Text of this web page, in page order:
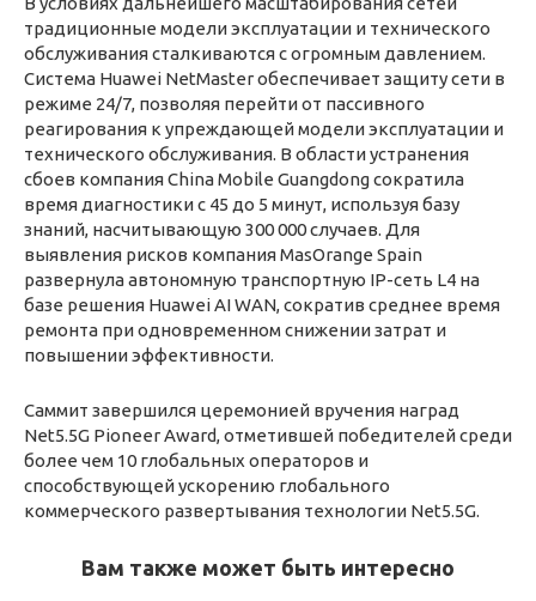
традиционные модели эксплуатации и технического
обслуживания сталкиваются с огромным давлением.
Система Huawei NetMaster обеспечивает защиту сети в
режиме 24/7, позволяя перейти от пассивного
реагирования к упреждающей модели эксплуатации и
технического обслуживания. В области устранения
сбоев компания China Mobile Guangdong сократила
время диагностики с 45 до 5 минут, используя базу
знаний, насчитывающую 300 000 случаев. Для
выявления рисков компания MasOrange Spain
развернула автономную транспортную IP-сеть L4 на
базе решения Huawei AI WAN, сократив среднее время
ремонта при одновременном снижении затрат и
повышении эффективности.
Саммит завершился церемонией вручения наград
Net5.5G Pioneer Award, отметившей победителей среди
более чем 10 глобальных операторов и
способствующей ускорению глобального
коммерческого развертывания технологии Net5.5G.
Вам также может быть интересно